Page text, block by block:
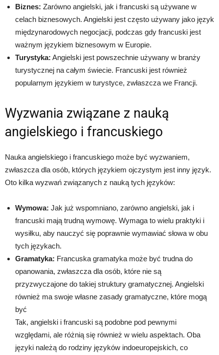
Biznes: Zarówno angielski, jak i francuski są używane w
celach biznesowych. Angielski jest często używany jako język
międzynarodowych negocjacji, podczas gdy francuski jest
ważnym językiem biznesowym w Europie.
Turystyka: Angielski jest powszechnie używany w branży
turystycznej na całym świecie. Francuski jest również
popularnym językiem w turystyce, zwłaszcza we Francji.
Wyzwania związane z nauką
angielskiego i francuskiego
Nauka angielskiego i francuskiego może być wyzwaniem,
zwłaszcza dla osób, których językiem ojczystym jest inny język.
Oto kilka wyzwań związanych z nauką tych języków:
Wymowa: Jak już wspomniano, zarówno angielski, jak i
francuski mają trudną wymowę. Wymaga to wielu praktyki i
wysiłku, aby nauczyć się poprawnie wymawiać słowa w obu
tych językach.
Gramatyka: Francuska gramatyka może być trudna do
opanowania, zwłaszcza dla osób, które nie są
przyzwyczajone do takiej struktury gramatycznej. Angielski
również ma swoje własne zasady gramatyczne, które mogą
być
Tak, angielski i francuski są podobne pod pewnymi
względami, ale różnią się również w wielu aspektach. Oba
języki należą do rodziny języków indoeuropejskich, co